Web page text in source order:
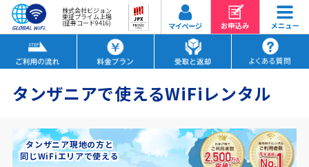
株式会社ビジョン
東証プライム上場
(証券コード9416)
タンザニアで使えるWiFiレンタル
タンザニア現地の方と
同じWiFiエリアで使える